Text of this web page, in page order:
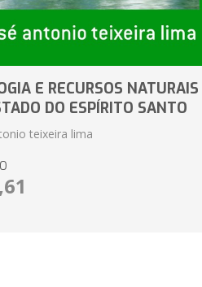
E RECURSOS NATURAIS
DO ESPÍRITO SANTO
teixeira lima